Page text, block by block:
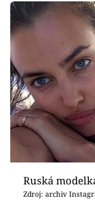
Virály
Sex a
Videa
Sledujte
Ruská
Zdroj: archiv